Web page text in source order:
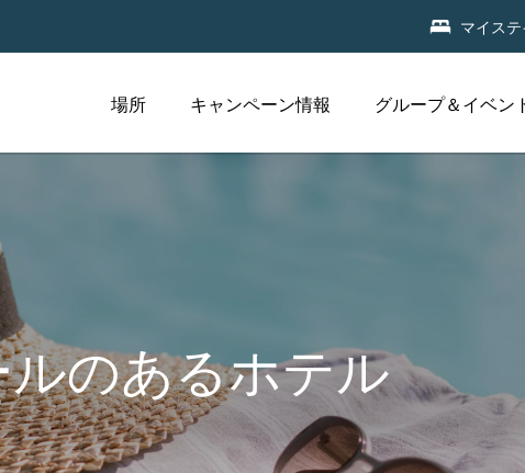
マイステ
場所 キャンペーン情報 グループ＆イベン
のあるホテル